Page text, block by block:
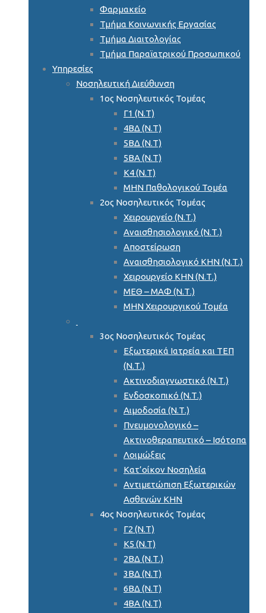
Φαρμακείο
Τμήμα Κοινωνικής Εργασίας
Τμήμα Διαιτολογίας
Τμήμα Παραϊατρικού Προσωπικού
Υπηρεσίες
Νοσηλευτική Διεύθυνση
1ος Νοσηλευτικός Τομέας
Γ1 (Ν.Τ)
4ΒΔ (Ν.Τ)
5ΒΔ (Ν.Τ)
5ΒΑ (Ν.Τ)
Κ4 (Ν.Τ)
ΜΗΝ Παθολογικού Τομέα
2ος Νοσηλευτικός Τομέας
Χειρουργείο (Ν.Τ.)
Αναισθησιολογικό (Ν.Τ.)
Αποστείρωση
Αναισθησιολογικό ΚΗΝ (Ν.Τ.)
Χειρουργείο ΚΗΝ (Ν.Τ.)
ΜΕΘ – ΜΑΦ (Ν.Τ.)
ΜΗΝ Χειρουργικού Τομέα
3ος Νοσηλευτικός Τομέας
Εξωτερικά Ιατρεία και ΤΕΠ
(Ν.Τ.)
Ακτινοδιαγνωστικό (Ν.Τ.)
Ενδοσκοπικό (Ν.Τ.)
Αιμοδοσία (Ν.Τ.)
Πνευμονολογικό –
Ακτινοθεραπευτικό – Ισότοπα
Λοιμώξεις
Κατ’οίκον Νοσηλεία
Αντιμετώπιση Εξωτερικών
Ασθενών ΚΗΝ
4ος Νοσηλευτικός Τομέας
Γ2 (Ν.Τ)
Κ5 (Ν.Τ)
2ΒΔ (Ν.Τ.)
3ΒΔ (Ν.Τ)
6ΒΔ (Ν.Τ)
4ΒΑ (Ν.Τ)